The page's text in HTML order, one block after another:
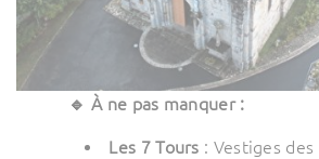
🔹 À ne pas manquer :
Les 7 Tours : Vestiges des